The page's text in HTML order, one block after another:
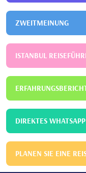
ZWEITMEINUNG
ISTANBUL
DIREKTES WHATSAPP
PLANEN SIE EINE